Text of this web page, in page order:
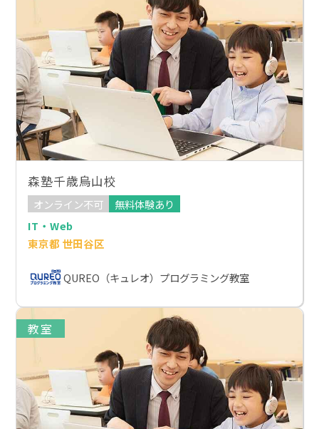
森塾千歳烏山校
オンライン不可
無料体験あり
IT・Web
東京都 世田谷区
QUREO（キュレオ）プログラミング教室
教室